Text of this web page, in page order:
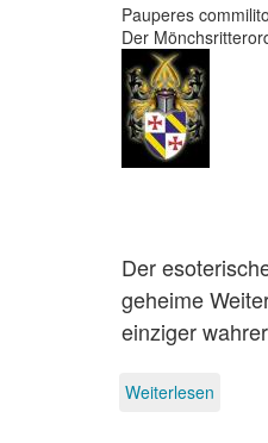
Saint
Lazare
Pauperes
Der
Der
geheime
einziger
Weiterlesen